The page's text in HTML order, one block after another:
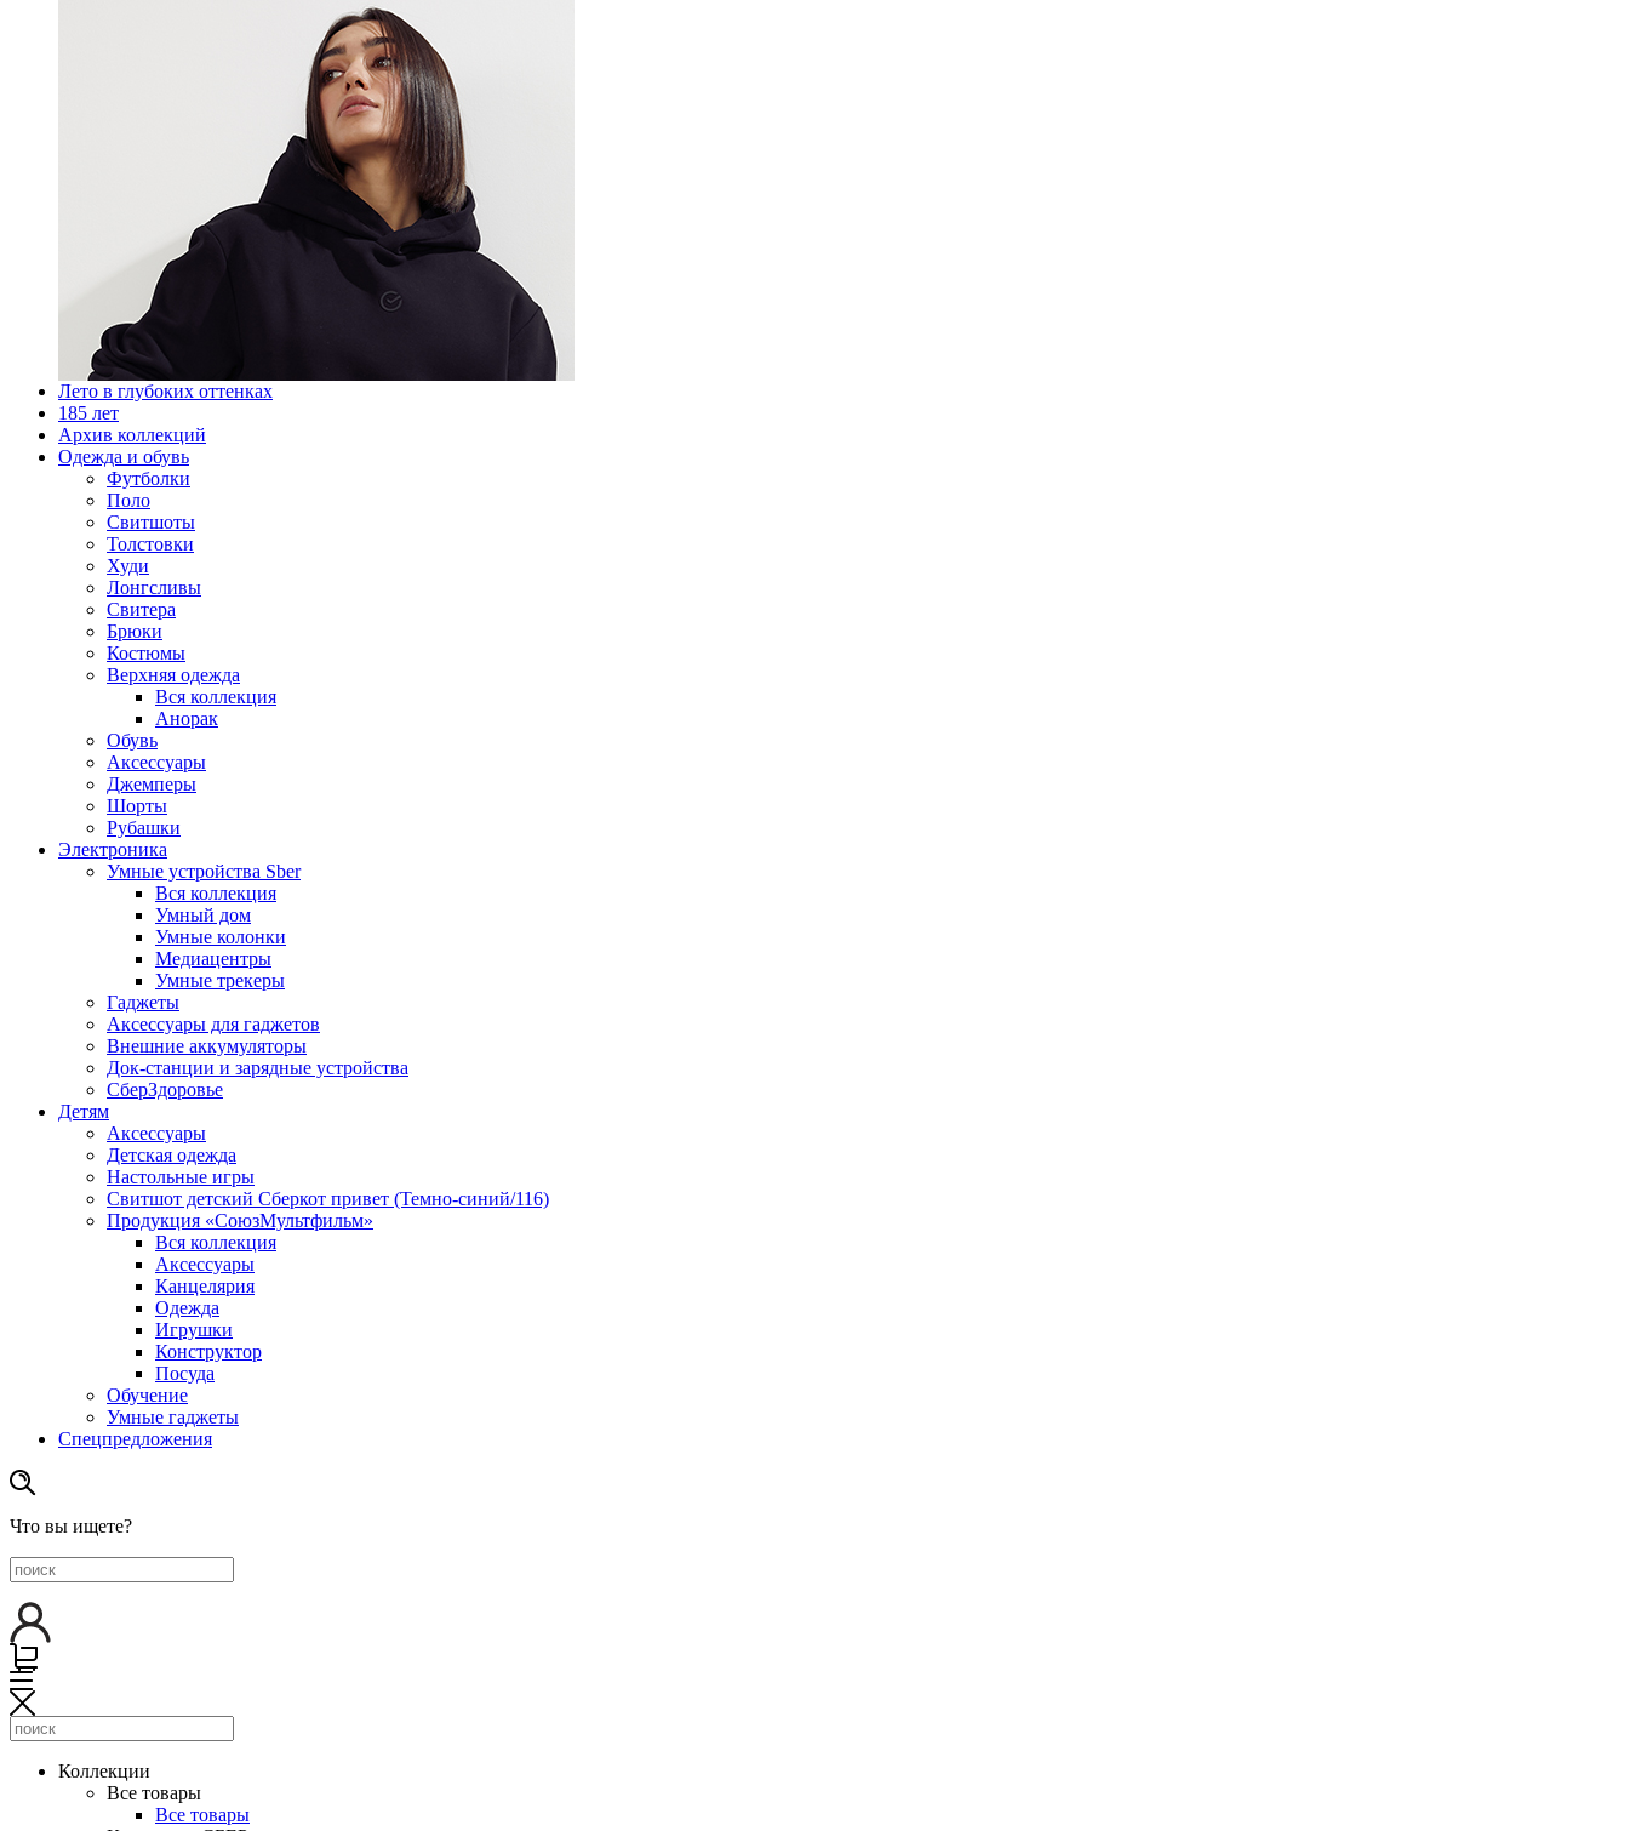
Лето в глубоких оттенках
185 лет
Архив коллекций
Одежда и обувь
Футболки
Поло
Свитшоты
Толстовки
Худи
Лонгсливы
Свитера
Брюки
Костюмы
Верхняя одежда
Вся коллекция
Анорак
Обувь
Аксессуары
Джемперы
Шорты
Рубашки
Электроника
Умные устройства Sber
Вся коллекция
Умный дом
Умные колонки
Медиацентры
Умные трекеры
Гаджеты
Аксессуары для гаджетов
Внешние аккумуляторы
Док-станции и зарядные устройства
СберЗдоровье
Детям
Аксессуары
Детская одежда
Настольные игры
Свитшот детский Сберкот привет (Темно-синий/116)
Продукция «СоюзМультфильм»
Вся коллекция
Аксессуары
Канцелярия
Одежда
Игрушки
Конструктор
Посуда
Обучение
Умные гаджеты
Спецпредложения
Что вы ищете?
Коллекции
Все товары
Все товары